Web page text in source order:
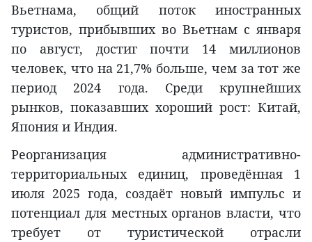
Вьетнама, общий поток иностранных
туристов, прибывших во Вьетнам с января
по август, достиг почти 14 миллионов
человек, что на 21,7% больше, чем за тот же
период 2024 года. Среди крупнейших
рынков, показавших хороший рост: Китай,
Япония и Индия.
Реорганизация административно-
территориальных единиц, проведённая 1
июля 2025 года, создаёт новый импульс и
потенциал для местных органов власти, что
требует от туристической отрасли